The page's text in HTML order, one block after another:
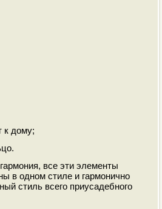
к дому;
все эти элементы
в одном стиле и гармонично
стиль всего приусадебного